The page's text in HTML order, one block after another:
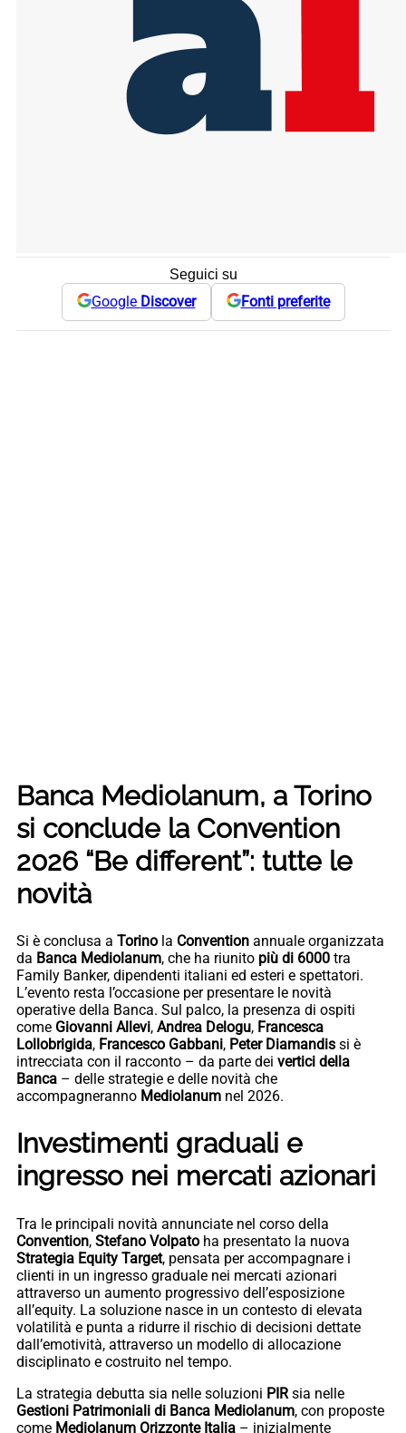
Seguici su
Google Discover Fonti preferite
Banca Mediolanum, a Torino
si conclude la Convention
2026 “Be different”: tutte le
novità
Si è conclusa a Torino la Convention annuale organizzata
da Banca Mediolanum, che ha riunito più di 6000 tra
Family Banker, dipendenti italiani ed esteri e spettatori.
L’evento resta l’occasione per presentare le novità
operative della Banca. Sul palco, la presenza di ospiti
come Giovanni Allevi, Andrea Delogu, Francesca
Lollobrigida, Francesco Gabbani, Peter Diamandis si è
intrecciata con il racconto – da parte dei vertici della
Banca – delle strategie e delle novità che
accompagneranno Mediolanum nel 2026.
Investimenti graduali e
ingresso nei mercati azionari
Tra le principali novità annunciate nel corso della
Convention, Stefano Volpato ha presentato la nuova
Strategia Equity Target, pensata per accompagnare i
clienti in un ingresso graduale nei mercati azionari
attraverso un aumento progressivo dell’esposizione
all’equity. La soluzione nasce in un contesto di elevata
volatilità e punta a ridurre il rischio di decisioni dettate
dall’emotività, attraverso un modello di allocazione
disciplinato e costruito nel tempo.
La strategia debutta sia nelle soluzioni PIRsia nelle
Gestioni Patrimoniali di Banca Mediolanum, con proposte
come Mediolanum Orizzonte Italia – inizialmente